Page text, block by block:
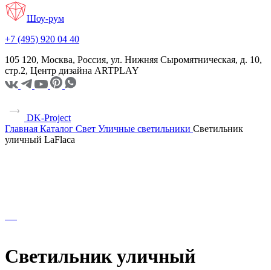
Шоу-рум
+7 (495) 920 04 40
105 120, Москва, Россия, ул. Нижняя Сыромятническая, д. 10,
стр.2, Центр дизайна ARTPLAY
DK-Project
Главная Каталог Свет Уличные светильники Светильник
уличный LaFlaca
Светильник уличный